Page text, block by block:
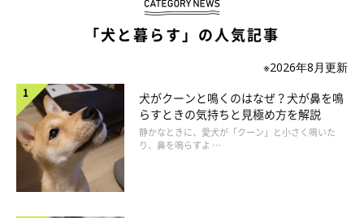
広い範囲を見る必要があるため、ブラッシングやスキンシップを
指の間や足の裏などは、見逃しやすいので注意が必要です。
肥満気味の犬の場合は、胸の間の皮膚が蒸れて炎症を起こしてい
ないかもチェックしましょう。
セルフチェックのやり方
「犬と暮らす」の人気記事
※2026年8月更新
犬がクーンと鳴くのはなぜ？犬が鼻を鳴
らすときの気持ちと見極め方を解説
静かなときに、愛犬が「クーン」と小さく鳴いた
り、鼻を鳴らすよ …